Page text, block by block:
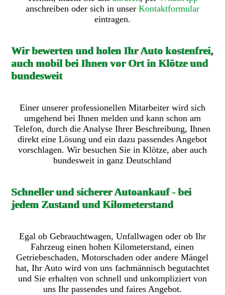
anschreiben oder sich in unser Kontaktformular
eintragen.
Wir bewerten und holen Ihr Auto kostenfrei,
auch mobil bei Ihnen vor Ort in Klötze und
bundesweit
Einer unserer professionellen Mitarbeiter wird sich
umgehend bei Ihnen melden und kann schon am
Telefon, durch die Analyse Ihrer Beschreibung, Ihnen
direkt eine Lösung und ein dazu passendes Angebot
vorschlagen. Wir besuchen Sie in Klötze, aber auch
bundesweit in ganz Deutschland
Schneller und sicherer Autoankauf - bei
jedem Zustand und Kilometerstand
Egal ob Gebrauchtwagen, Unfallwagen oder ob Ihr
Fahrzeug einen hohen Kilometerstand, einen
Getriebeschaden, Motorschaden oder andere Mängel
hat, Ihr Auto wird von uns fachmännisch begutachtet
und Sie erhalten von schnell und unkompliziert von
uns Ihr passendes und faires Angebot.